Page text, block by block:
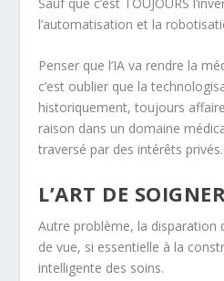
l’automatisation et la
Penser que l’IA va rendre la
c’est oublier que la
historiquement, toujours
raison dans un domaine
traversé par des intérêts
L’ART DE SOIGNER
Autre problème, la disparation
de vue, si essentielle à la
intelligente des soins.